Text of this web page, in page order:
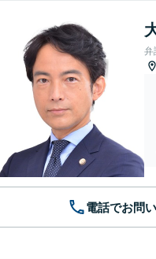
弁
電話でお問